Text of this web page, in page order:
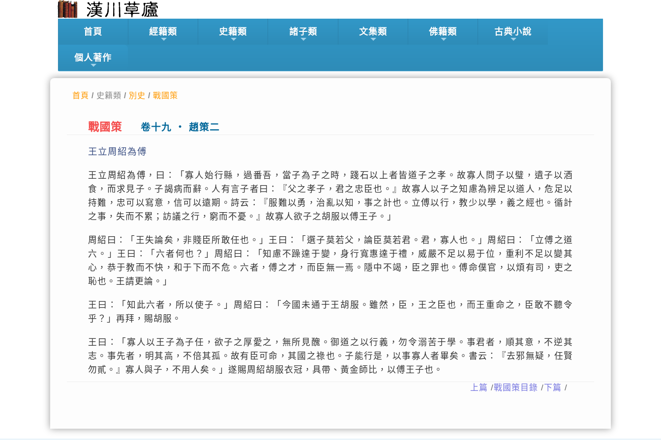
首頁 經籍類 史籍類 諸子類 文集類 佛籍類 古典小說
個人著作
首頁 / 史籍類 / 別史 / 戰國策
戰國策 卷十九 ‧ 趙策二
王立周紹為傅
王立周紹為傅，曰：「寡人始行縣，過番吾，當子為子之時，踐石以上者皆道子之孝。故寡人問子以璧，遺子以酒
食，而求見子。子謁病而辭。人有言子者曰：『父之孝子，君之忠臣也。』故寡人以子之知慮為辨足以道人，危足以
持難，忠可以寫意，信可以遠期。詩云：『服難以勇，治亂以知，事之計也。立傅以行，教少以學，義之經也。循計
之事，失而不累；訪議之行，窮而不憂。』故寡人欲子之胡服以傅王子。」
周紹曰：「王失論矣，非賤臣所敢任也。」王曰：「選子莫若父，論臣莫若君。君，寡人也。」周紹曰：「立傅之道
六。」王曰：「六者何也？」周紹曰：「知慮不躁達于變，身行寬惠達于禮，威嚴不足以易于位，重利不足以變其
心，恭于教而不快，和于下而不危。六者，傅之才，而臣無一焉。隱中不竭，臣之罪也。傅命僕官，以煩有司，吏之
恥也。王請更論。」
王曰：「知此六者，所以使子。」周紹曰：「今國未通于王胡服。雖然，臣，王之臣也，而王重命之，臣敢不聽令
乎？」再拜，賜胡服。
王曰：「寡人以王子為子任，欲子之厚愛之，無所見醜。御道之以行義，勿令溺苦于學。事君者，順其意，不逆其
志。事先者，明其高，不倍其孤。故有臣可命，其國之祿也。子能行是，以事寡人者畢矣。書云：『去邪無疑，任賢
勿貳。』寡人與子，不用人矣。」遂賜周紹胡服衣冠，具帶、黃金師比，以傅王子也。
上篇 /戰國策目錄 / 下篇 /